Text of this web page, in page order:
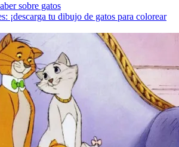
sobre gatos
¡descarga tu dibujo de gatos para colorear